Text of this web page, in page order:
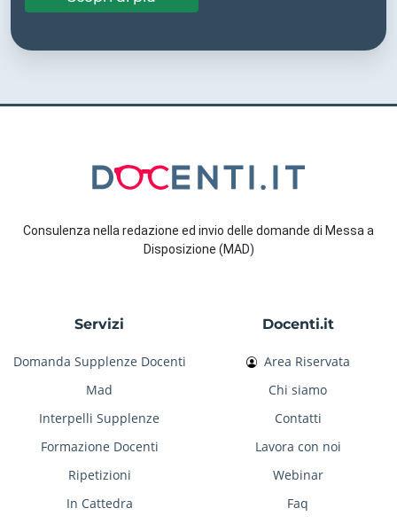
Consulenza nella redazione ed invio delle domande di Messa a
Disposizione (MAD)
Servizi
Domanda Supplenze Docenti
Mad
Interpelli Supplenze
Formazione Docenti
Ripetizioni
In Cattedra
Docenti.it
Area Riservata
Chi siamo
Contatti
Lavora con noi
Webinar
Faq